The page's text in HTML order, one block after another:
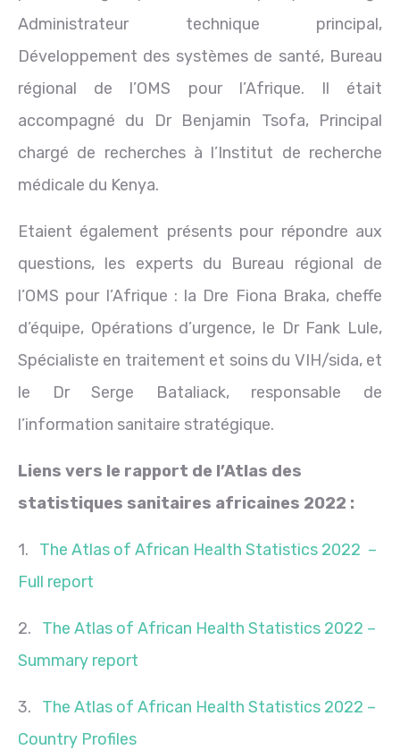
Administrateur technique principal,
Développement des systèmes de santé, Bureau
régional de l’OMS pour l’Afrique. Il était
accompagné du Dr Benjamin Tsofa, Principal
chargé de recherches à l’Institut de recherche
médicale du Kenya.
Etaient également présents pour répondre aux
questions, les experts du Bureau régional de
l’OMS pour l’Afrique : la Dre Fiona Braka, cheffe
d’équipe, Opérations d’urgence, le Dr Fank Lule,
Spécialiste en traitement et soins du VIH/sida, et
le Dr Serge Bataliack, responsable de
l’information sanitaire stratégique.
Liens vers le rapport de l’Atlas des
statistiques sanitaires africaines 2022 :
1. The Atlas of African Health Statistics 2022 –
Full report
2. The Atlas of African Health Statistics 2022 –
Summary report
3. The Atlas of African Health Statistics 2022 –
Country Profiles